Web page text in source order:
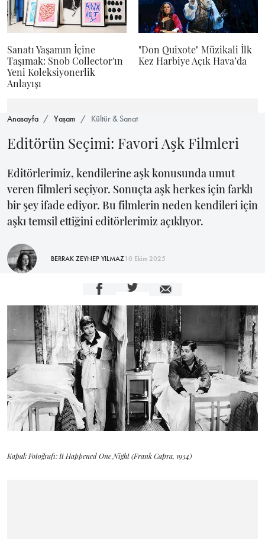
Sanatı Yaşamın İçine
Taşımak: Snob Collector'ın
Yeni Koleksiyonerlik
Anlayışı
"Don Quixote" Müzikali İlk
Kez Harbiye Açık Hava’da
Anasayfa Yaşam Kültür & Sanat
Editörün Seçimi: Favori Aşk Filmleri
Editörlerimiz, kendilerine aşk konusunda umut
veren filmleri seçiyor. Sonuçta aşk herkes için farklı
bir şey ifade ediyor. Bu filmlerin neden kendileri için
aşkı temsil ettiğini editörlerimiz açıklıyor.
BERRAK ZEYNEP YILMAZ10 Ekim 2025
Kapak Fotoğrafı: It Happened One Night (Frank Capra, 1934)